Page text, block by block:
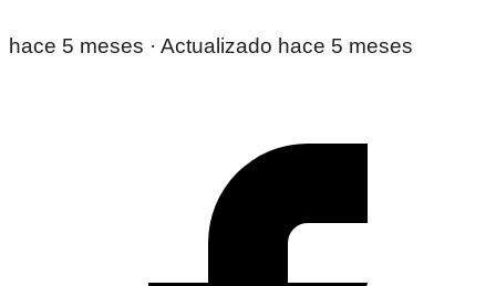
hace 5 meses · Actualizado hace 5 meses